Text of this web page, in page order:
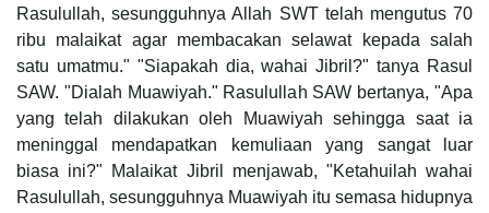
Rasulullah, sesungguhnya Allah SWT telah mengutus 70
ribu malaikat agar membacakan selawat kepada salah
satu umatmu." "Siapakah dia, wahai Jibril?" tanya Rasul
SAW. "Dialah Muawiyah." Rasulullah SAW bertanya, "Apa
yang telah dilakukan oleh Muawiyah sehingga saat ia
meninggal mendapatkan kemuliaan yang sangat luar
biasa ini?" Malaikat Jibril menjawab, "Ketahuilah wahai
Rasulullah, sesungguhnya Muawiyah itu semasa hidupnya